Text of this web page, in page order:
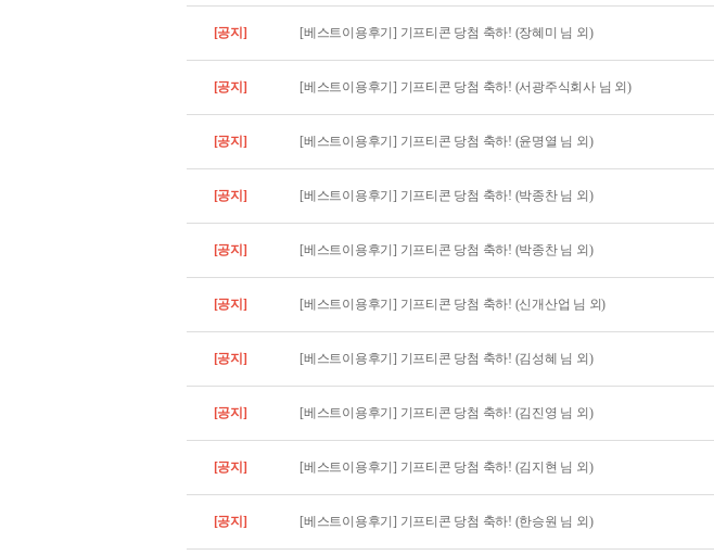
[공지] [베스트이용후기] 기프티콘 당첨 축하! (장혜미 님 외)
[공지] [베스트이용후기] 기프티콘 당첨 축하! (서광주식회사 님 외)
[공지] [베스트이용후기] 기프티콘 당첨 축하! (윤명열 님 외)
[공지] [베스트이용후기] 기프티콘 당첨 축하! (박종찬 님 외)
[공지] [베스트이용후기] 기프티콘 당첨 축하! (박종찬 님 외)
[공지] [베스트이용후기] 기프티콘 당첨 축하! (신개산업 님 외)
[공지] [베스트이용후기] 기프티콘 당첨 축하! (김성혜 님 외)
[공지] [베스트이용후기] 기프티콘 당첨 축하! (김진영 님 외)
[공지] [베스트이용후기] 기프티콘 당첨 축하! (김지현 님 외)
[공지] [베스트이용후기] 기프티콘 당첨 축하! (한승원 님 외)